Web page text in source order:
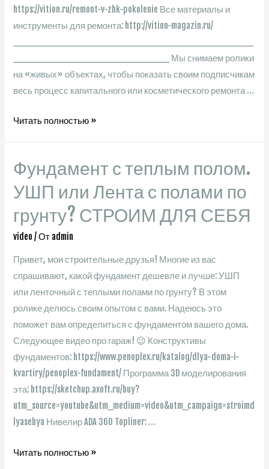
https://vition.ru/remont-v-zhk-pokolenie Все материалы и
инструменты для ремонта: http://vition-magazin.ru/
__________________________ Мы снимаем ролики
на «живых» объектах, чтобы показать своим подписчикам
весь процесс капитального или косметического ремонта …
Как
однушку.
Дизайн
интерьера.
Ремонт
квартиры
ключ
в
новостройке.
Читать полностью »
Фундамент с теплым полом.
УШП или Лента с полами по
грунту? СТРОИМ ДЛЯ СЕБЯ
video / От admin
Привет, мои строительные друзья! Многие из вас
спрашивают, какой фундамент дешевле и лучше: УШП
или ленточный с теплыми полами по грунту? В этом
ролике делюсь своим опытом с вами. Надеюсь это
поможет вам определиться с фундаментом вашего дома.
Следующее видео про гараж! 😉 Конструктивы
фундаментов: https://www.penoplex.ru/katalog/dlya-doma-i-
kvartiry/penoplex-fundament/ Программа 3D моделирования
эта: https://sketchup.axoft.ru/buy?
utm_source=youtube&utm_medium=video&utm_campaign=stroimd
lyasebya Нивелир ADA 360 Topliner: …
Фундамент
Читать полностью »